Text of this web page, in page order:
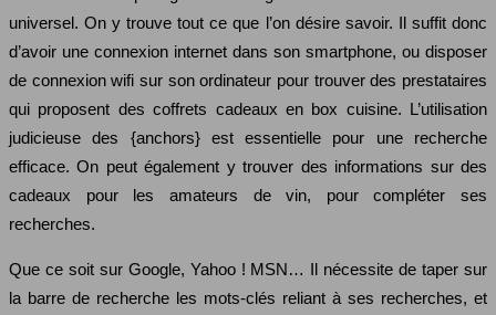
universel. On y trouve tout ce que l’on désire savoir. Il suffit donc
d’avoir une connexion internet dans son smartphone, ou disposer
de connexion wifi sur son ordinateur pour trouver des prestataires
qui proposent des coffrets cadeaux en box cuisine. L’utilisation
judicieuse des {anchors} est essentielle pour une recherche
efficace. On peut également y trouver des informations sur des
cadeaux pour les amateurs de vin, pour compléter ses
recherches.
Que ce soit sur Google, Yahoo ! MSN… Il nécessite de taper sur
la barre de recherche les mots-clés reliant à ses recherches, et